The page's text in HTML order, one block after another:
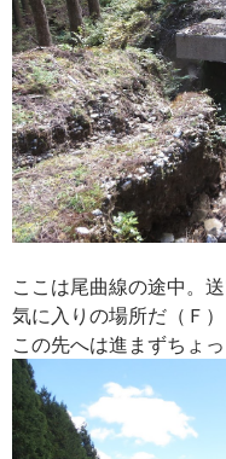
ここは尾曲線の途中。
気に入りの場所だ（Ｆ）
この先へは進まずちょ